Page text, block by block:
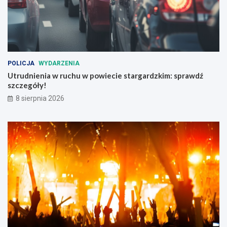
i
c
e
s
t
w
a
d
r
o
g
a
c
h
POLICJA WYDARZENIA
Utrudnienia w ruchu w powiecie stargardzkim: sprawdź
szczegóły!
8 sierpnia 2026